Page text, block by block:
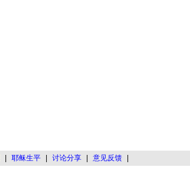
| 耶稣生平 | 讨论分享 | 意见反馈 |